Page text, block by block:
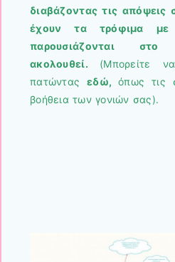
διαβάζοντας τις
έχουν τα τρόφιμα με
παρουσιάζονται
ακολουθεί. (Μπορείτε
πατώνταςεδώ,όπως τις
βοήθεια των γονιών σας).